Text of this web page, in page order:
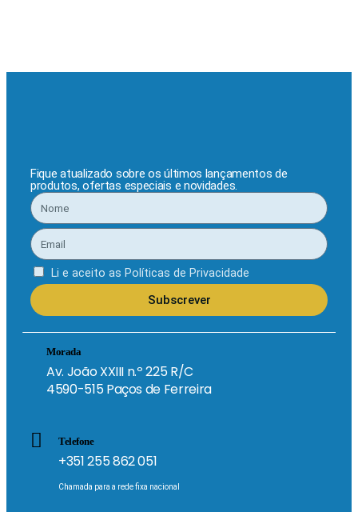
Fique atualizado sobre os últimos lançamentos de
produtos, ofertas especiais e novidades.
Li e aceito as Políticas de Privacidade
Subscrever
Morada
Av. João XXIII n.º 225 R/C
4590-515 Paços de Ferreira
Telefone
+351 255 862 051
Chamada para a rede fixa nacional